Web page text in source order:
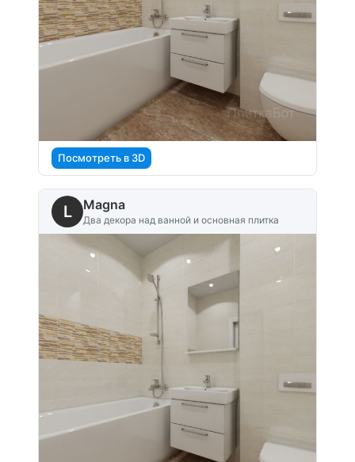
Посмотреть в 3D
L Magna
Два декора над ванной и основная плитка